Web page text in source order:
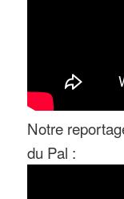
Notre
du Pal :